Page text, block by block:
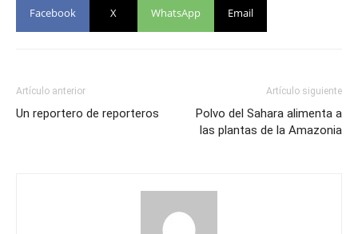
Facebook X WhatsApp Email
Artículo anterior
Un reportero de reporteros
Artículo siguiente
Polvo del Sahara alimenta a
las plantas de la Amazonia